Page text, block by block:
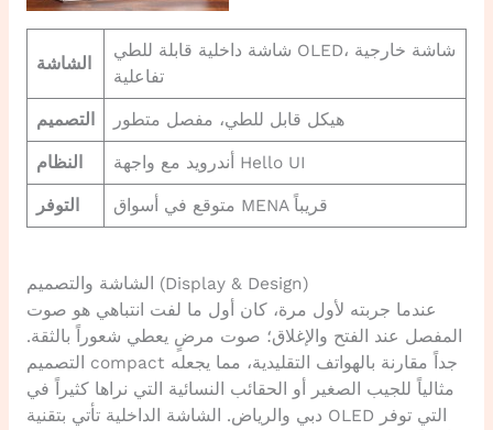
الشاشة
شاشة داخلية قابلة للطي OLED، شاشة خارجية
تفاعلية
التصميم هيكل قابل للطي، مفصل متطور
النظام أندرويد مع واجهة Hello UI
التوفر متوقع في أسواق MENA قريباً
الشاشة والتصميم (Display & Design)
عندما جربته لأول مرة، كان أول ما لفت انتباهي هو صوت
المفصل عند الفتح والإغلاق؛ صوت مرضٍ يعطي شعوراً بالثقة.
التصميم compact جداً مقارنة بالهواتف التقليدية، مما يجعله
مثالياً للجيب الصغير أو الحقائب النسائية التي نراها كثيراً في
دبي والرياض. الشاشة الداخلية تأتي بتقنية OLED التي توفر